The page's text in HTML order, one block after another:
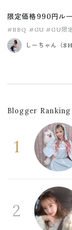
限定価格990円ル
#BBQ #GU #GU限
しーちゃん（
Blogger Ranking
1
2